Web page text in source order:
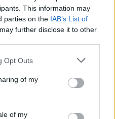
This information may
parties on the IAB’s List of
further disclose it to other
uses one or more Google
behaviour. You may click to
and its third-party tags to
purposes in below Google
Opt Outs
of my
of my
Jelszó
Bejelentkezés
szolgáltatások térképes